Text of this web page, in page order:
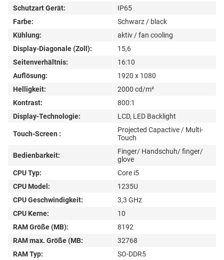
Schutzart Gerät:
IP65
Farbe:
Schwarz / black
Kühlung:
aktiv / fan cooling
Display-Diagonale (Zoll):
15,6
Seitenverhältnis:
16:10
Auflösung:
1920 x 1080
Helligkeit:
2000 cd/m²
Kontrast:
800:1
Display-Technologie:
LCD, LED Backlight
Touch-Screen :
Projected Capactive / Multi-
Touch
Bedienbarkeit:
Finger/ Handschuh/ finger/
glove
CPU Typ:
Core i5
CPU Model:
1235U
CPU Geschwindigkeit:
3,3 GHz
CPU Kerne:
10
RAM Größe (MB):
8192
RAM max. Größe (MB:
32768
RAM Typ:
SO-DDR5